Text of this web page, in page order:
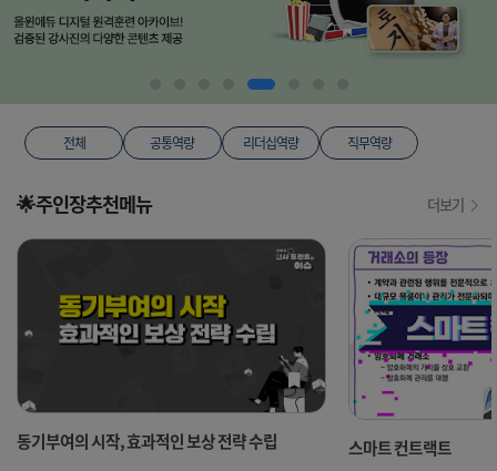
전체 공통역량 리더십역량 직무역량
🌟주인장추천메뉴 더보기
동기부여의 시작, 효과적인 보상 전략 수립 스마트 컨트랙트